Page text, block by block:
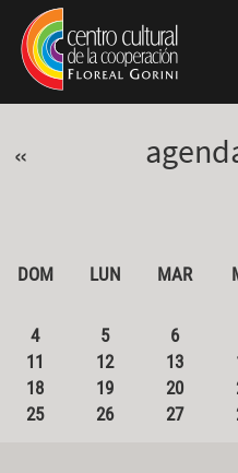
Pasar al contenido principal
Jump to main content
«
DOM LUN MAR
4
5 6
11
12 13
18
19 20
25
26 27